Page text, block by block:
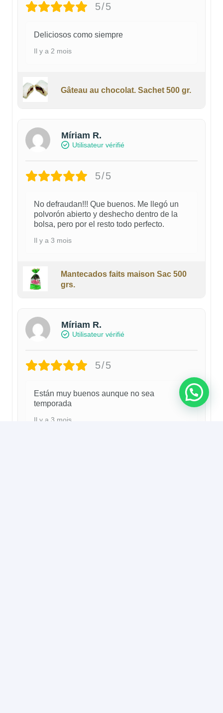
5/5
Deliciosos como siempre
Il y a 2 mois
Gâteau au chocolat. Sachet 500 gr.
Míriam R.
Utilisateur vérifié
5/5
No defraudan!!! Que buenos. Me llegó un
polvorón abierto y deshecho dentro de la
bolsa, pero por el resto todo perfecto.
Il y a 3 mois
Mantecados faits maison Sac 500
grs.
Míriam R.
Utilisateur vérifié
5/5
Están muy buenos aunque no sea
temporada
Il y a 3 mois